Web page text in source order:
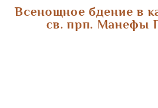
Всенощное бдение в
св. прп. Манефы